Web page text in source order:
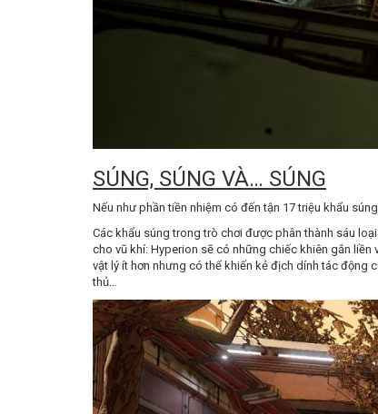
SÚNG, SÚNG VÀ… SÚNG
Nếu như phần tiền nhiệm có đến tận 17 triệu khẩu
Các khẩu súng trong trò chơi được phân thành sáu
cho vũ khí: Hyperion sẽ có những chiếc khiên gắn
vật lý ít hơn nhưng có thể khiến kẻ địch dính tác động
thủ…